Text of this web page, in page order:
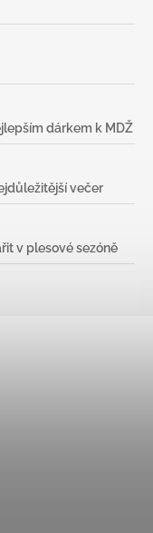
dárkem k MDŽ
večer
v plesové sezóně